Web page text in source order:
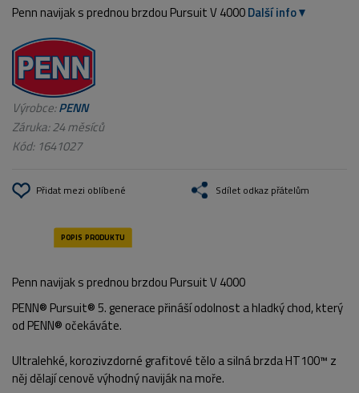
Penn navijak s prednou brzdou Pursuit V 4000Další info
Výrobce:PENN
Záruka: 24 měsíců
Kód: 1641027
Přidat mezi oblíbené Sdílet odkaz přátelům
Penn navijak s prednou brzdou Pursuit V 4000
PENN® Pursuit® 5. generace přináší odolnost a hladký chod, který
od PENN® očekáváte.
Ultralehké, korozivzdorné grafitové tělo a silná brzda HT100™ z
něj dělají cenově výhodný naviják na moře.